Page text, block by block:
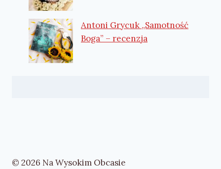
Antoni Grycuk „Samotność
Boga” – recenzja
© 2026 Na Wysokim Obcasie